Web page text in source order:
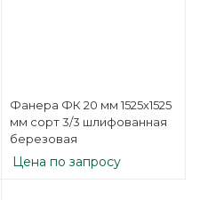
Фанера ФК 20 мм 1525х1525
мм сорт 3/3 шлифованная
березовая
Цена по запросу